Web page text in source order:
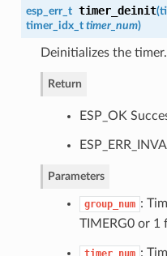
esp_err_t timer_deinit(
timer_idx_t timer_num)
Deinitializes the timer.
Return
ESP_OK
Parameters
group_num :
TIMERG0 or 1
timer_num :